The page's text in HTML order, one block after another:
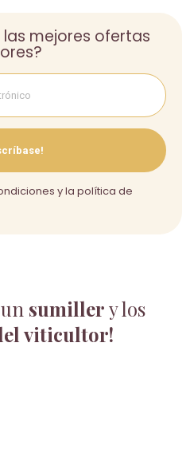
sumillery los
viticultor!
mejores ofertas
y la política de